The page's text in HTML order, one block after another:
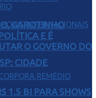
CIDADE
1,5 BI PARA SHOWS
GAROTINHO
E É
O GOVERNO DO